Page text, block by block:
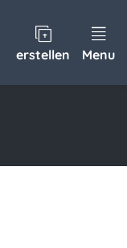
erstellen Menu